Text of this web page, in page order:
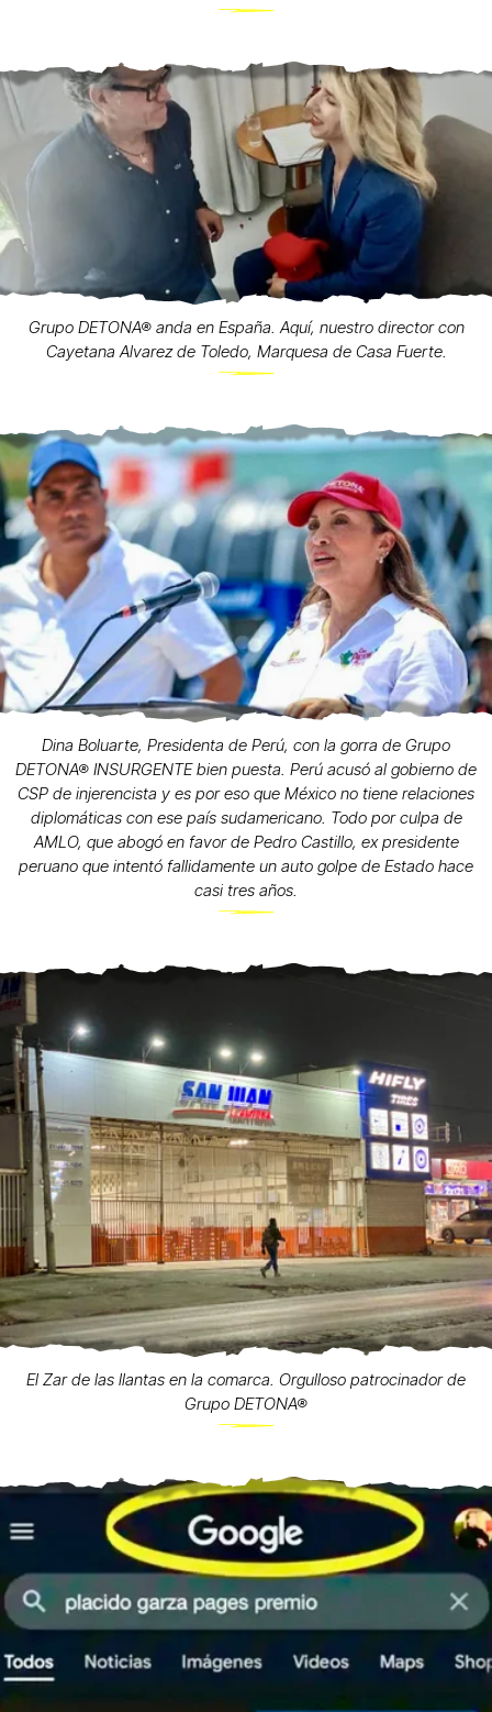
Grupo DETONA® anda en España. Aquí, nuestro director con
Cayetana Alvarez de Toledo, Marquesa de Casa Fuerte.
Dina Boluarte, Presidenta de Perú, con la gorra de Grupo
DETONA® INSURGENTE bien puesta. Perú acusó al gobierno de
CSP de injerencista y es por eso que México no tiene relaciones
diplomáticas con ese país sudamericano. Todo por culpa de
AMLO, que abogó en favor de Pedro Castillo, ex presidente
peruano que intentó fallidamente un auto golpe de Estado hace
casi tres años.
El Zar de las llantas en la comarca. Orgulloso patrocinador de
Grupo DETONA®